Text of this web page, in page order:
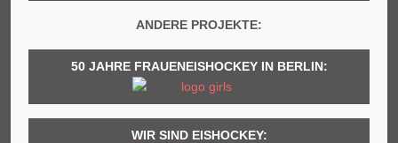
ANDERE PROJEKTE:
50 JAHRE FRAUENEISHOCKEY IN BERLIN:
WIR SIND EISHOCKEY: